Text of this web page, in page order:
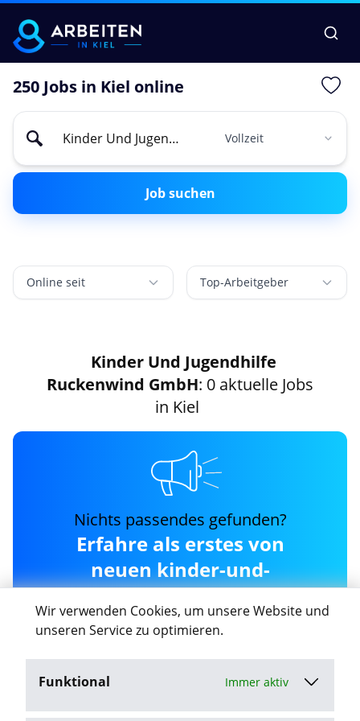
Wir verwenden Cookies, um unsere Website und
unseren Service zu optimieren.
Funktional Immer aktiv
250 Jobs in Kiel online
Job suchen
Online seit Top-Arbeitgeber
Kinder Und Jugendhilfe
Ruckenwind GmbH: 0 aktuelle Jobs
in Kiel
Nichts passendes gefunden?
Erfahre als erstes von
neuen kinder-und-
jugendhilfe-ruckenwind-
gmbh Jobs in Kiel